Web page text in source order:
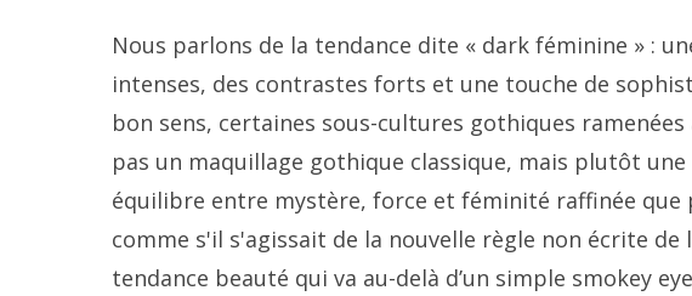
Nous parlons de la tendance dite « dark féminine » :
intenses, des contrastes forts et une touche de
bon sens, certaines sous-cultures gothiques
pas un maquillage gothique classique, mais plutôt
équilibre entre mystère, force et féminité raffinée
comme s'il s'agissait de la nouvelle règle non écrite
tendance beauté qui va au-delà d’un simple smokey